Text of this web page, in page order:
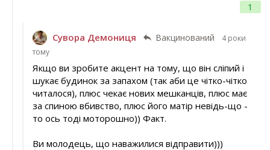
1
Сувора Демониця Вакцинований
4 роки
тому
Якщо ви зробите акцент на тому, що він сліпий і
шукає будинок за запахом (так аби це чітко-чітко
читалося), плюс чекає нових мешканців, плюс має
за спиною вбивство, плюс його матір невідь-що -
то ось тоді моторошно)) Факт.
Ви молодець, що наважилися відправити)))